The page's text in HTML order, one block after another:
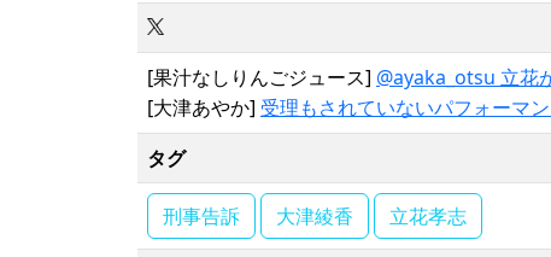
[果汁なしりんごジュース] @ayaka_otsu 立花
[大津あやか] 受理もされていないパフォーマ
タグ
刑事告訴 大津綾香 立花孝志